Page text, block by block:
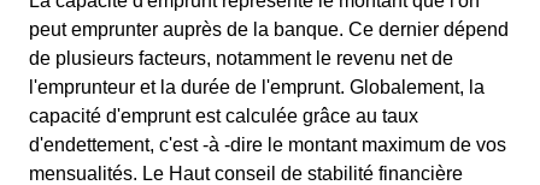
peut emprunter auprès de la banque. Ce dernier dépend
de plusieurs facteurs, notamment le revenu net de
l'emprunteur et la durée de l'emprunt. Globalement, la
capacité d'emprunt est calculée grâce au taux
d'endettement, c'est -à -dire le montant maximum de vos
mensualités. Le Haut conseil de stabilité financière